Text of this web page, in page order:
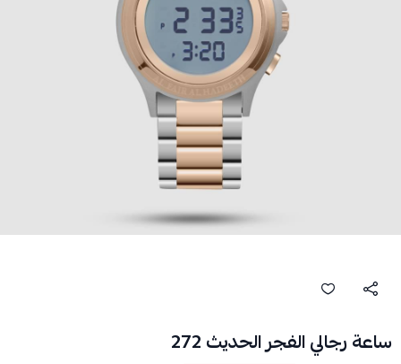
ساعة رجالي الفجر الحديث 272